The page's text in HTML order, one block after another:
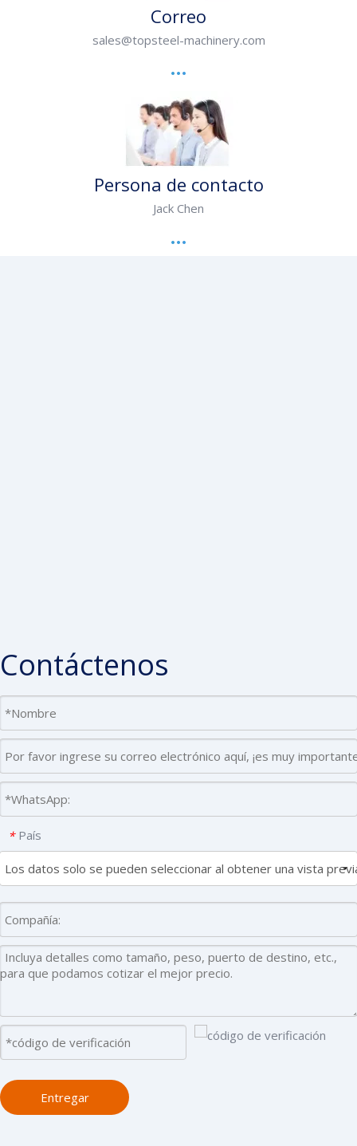
Correo
sales@topsteel-machinery.com
Persona de contacto
Jack Chen
Contáctenos
* País
Entregar